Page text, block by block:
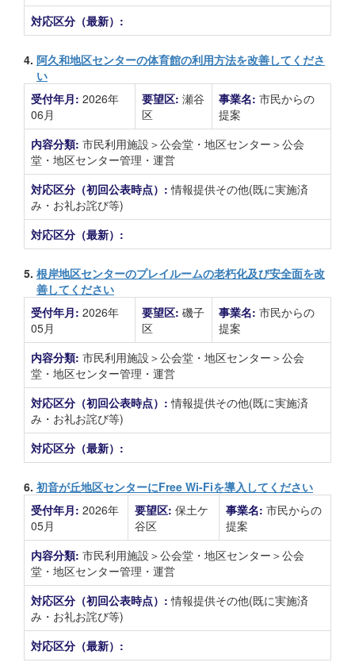
対応区分（最新）:
4. 阿久和地区センターの体育館の利用方法を改善してくださ
い
受付年月: 2026年
06月
要望区: 瀬谷
区
事業名: 市民からの
提案
内容分類: 市民利用施設＞公会堂・地区センター＞公会
堂・地区センター管理・運営
対応区分（初回公表時点）:情報提供その他(既に実施済
み・お礼お詫び等)
対応区分（最新）:
5. 根岸地区センターのプレイルームの老朽化及び安全面を改
善してください
受付年月: 2026年
05月
要望区: 磯子
区
事業名: 市民からの
提案
内容分類: 市民利用施設＞公会堂・地区センター＞公会
堂・地区センター管理・運営
対応区分（初回公表時点）:情報提供その他(既に実施済
み・お礼お詫び等)
対応区分（最新）:
6. 初音が丘地区センターにFree Wi-Fiを導入してください
受付年月: 2026年
05月
要望区: 保土ケ
谷区
事業名: 市民からの
提案
内容分類: 市民利用施設＞公会堂・地区センター＞公会
堂・地区センター管理・運営
対応区分（初回公表時点）:情報提供その他(既に実施済
み・お礼お詫び等)
対応区分（最新）: